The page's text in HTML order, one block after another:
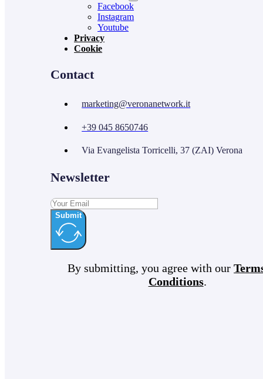
Facebook
Instagram
Youtube
Privacy
Cookie
Contact
marketing@veronanetwork.it
+39 045 8650746
Via Evangelista Torricelli, 37 (ZAI) Verona
Newsletter
Submit
By submitting, you agree with our
Conditions.